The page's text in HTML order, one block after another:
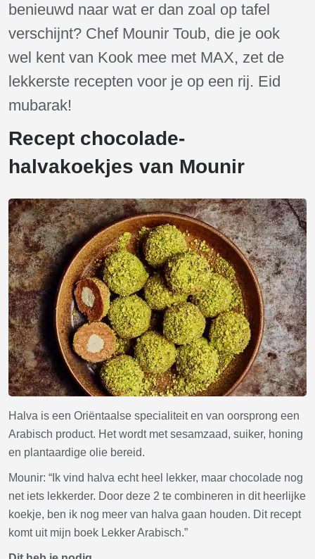
benieuwd naar wat er dan zoal op tafel
verschijnt? Chef Mounir Toub, die je ook
wel kent van Kook mee met MAX, zet de
lekkerste recepten voor je op een rij. Eid
mubarak!
Recept chocolade-
halvakoekjes van Mounir
Halva is een Oriëntaalse specialiteit en van oorsprong een
Arabisch product. Het wordt met sesamzaad, suiker, honing
en plantaardige olie bereid.
Mounir: “Ik vind halva echt heel lekker, maar chocolade nog
net iets lekkerder. Door deze 2 te combineren in dit heerlijke
koekje, ben ik nog meer van halva gaan houden. Dit recept
komt uit mijn boek Lekker Arabisch.”